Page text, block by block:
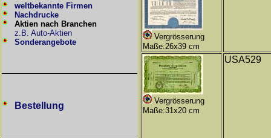
weltbekannte Firmen
Nachdrucke
Aktien nach Branchen
z.B. Auto-Aktien
Sonderangebote
Bestellung
Vergrösserung
Maße:26x39 cm
Vergrösserung
Maße:31x20 cm
USA529